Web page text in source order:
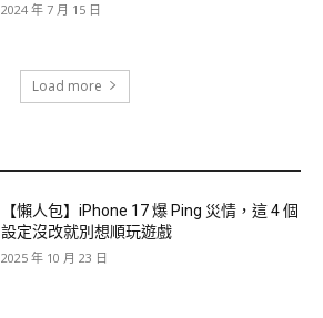
2024 年 7 月 15 日
Load more
【懶人包】iPhone 17 爆 Ping 災情，這 4 個
設定沒改就別想順玩遊戲
2025 年 10 月 23 日